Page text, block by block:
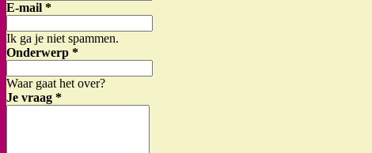
E-mail *
Ik ga je niet spammen.
Onderwerp *
Waar gaat het over?
Je vraag *